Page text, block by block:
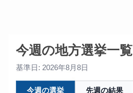
今週の地方選挙一覧
基準日: 2026年8月8日
今週の選挙 先週の結果